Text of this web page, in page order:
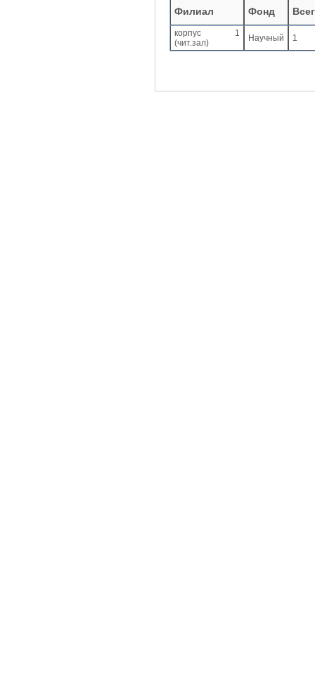
Филиал Фонд
корпус 1
(чит.зал)
Научный 1